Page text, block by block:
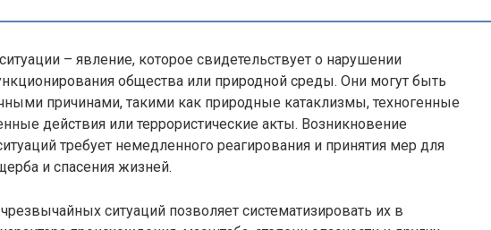
– явление, которое свидетельствует о нарушении
общества или природной среды. Они могут быть
причинами, такими как природные катаклизмы, техногенные
действия или террористические акты. Возникновение
требует немедленного реагирования и принятия мер для
и спасения жизней.
ситуаций позволяет систематизировать их в